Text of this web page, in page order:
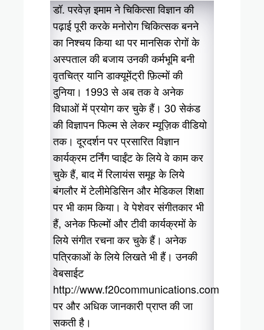
डॉ. परवेज़ इमाम ने चिकित्सा विज्ञान की
पढ़ाई पूरी करके मनोरोग चिकित्सक बनने
का निश्चय किया था पर मानसिक रोगों के
अस्पताल की बजाय उनकी कर्मभूमि बनी
वृतचित्र यानि डाक्यूमेंट्री फ़िल्मों की
दुनिया। 1993 से अब तक वे अनेक
विधाओं में प्रयोग कर चुके हैं। 30 सेकंड
की विज्ञापन फिल्म से लेकर म्यूज़िक वीडियो
तक। दूरदर्शन पर प्रसारित विज्ञान
कार्यक्रम टर्निंग प्वाईंट के लिये वे काम कर
चुके हैं, बाद में रिलायंस समूह के लिये
बंगलौर में टेलीमेडिसिन और मेडिकल शिक्षा
पर भी काम किया। वे पेशेवर संगीतकार भी
हैं, अनेक फिल्मों और टीवी कार्यक्रमों के
लिये संगीत रचना कर चुके हैं। अनेक
पत्रिकाओं के लिये लिखते भी हैं। उनकी
वेबसाईट
http://www.f20communications.com
पर और अधिक जानकारी प्राप्त की जा
सकती है।